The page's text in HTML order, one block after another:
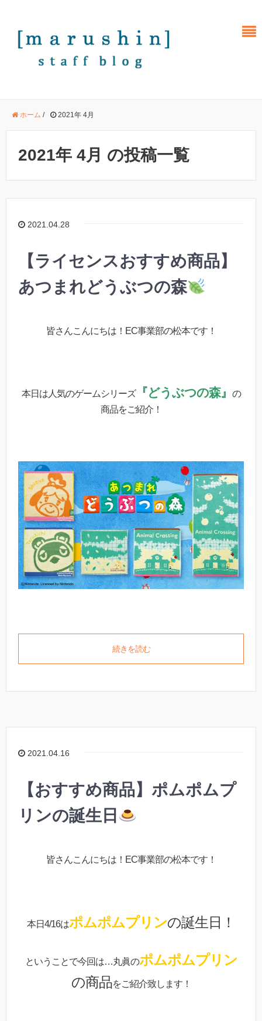
ホーム / 2021年 4月
2021年 4月 の投稿一覧
2021.04.28
【ライセンスおすすめ商品】
あつまれどうぶつの森
皆さんこんにちは！EC事業部の松本です！
本日は人気のゲームシリーズ『どうぶつの森』
の
商品をご紹介！
続きを読む
2021.04.16
【おすすめ商品】ポムポムプ
リンの誕生日
皆さんこんにちは！EC事業部の松本です！
本日4/16はポムポムプリンの誕生日！
ということで今回は…丸眞のポムポムプリン
の商品をご紹介致します！